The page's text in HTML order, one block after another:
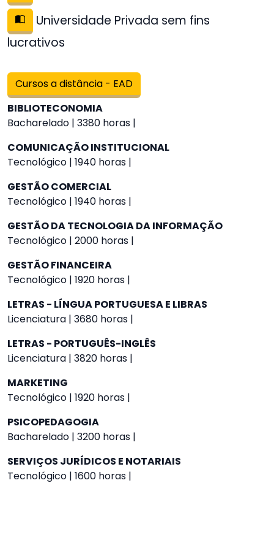
Universidade Privada sem fins
lucrativos
Cursos a distância - EAD
BIBLIOTECONOMIA
Bacharelado | 3380 horas |
COMUNICAÇÃO INSTITUCIONAL
Tecnológico | 1940 horas |
GESTÃO COMERCIAL
Tecnológico | 1940 horas |
GESTÃO DA TECNOLOGIA DA INFORMAÇÃO
Tecnológico | 2000 horas |
GESTÃO FINANCEIRA
Tecnológico | 1920 horas |
LETRAS - LÍNGUA PORTUGUESA E LIBRAS
Licenciatura | 3680 horas |
LETRAS - PORTUGUÊS-INGLÊS
Licenciatura | 3820 horas |
MARKETING
Tecnológico | 1920 horas |
PSICOPEDAGOGIA
Bacharelado | 3200 horas |
SERVIÇOS JURÍDICOS E NOTARIAIS
Tecnológico | 1600 horas |